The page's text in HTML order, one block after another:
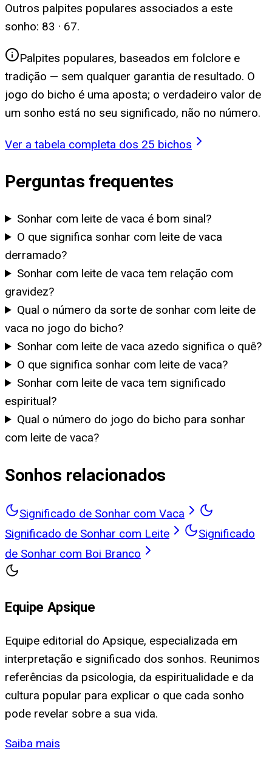
Outros palpites populares associados a este
sonho: 83 · 67.
Palpites populares, baseados em folclore e
tradição — sem qualquer garantia de resultado. O
jogo do bicho é uma aposta; o verdadeiro valor de
um sonho está no seu significado, não no número.
Ver a tabela completa dos 25 bichos
Perguntas frequentes
Sonhar com leite de vaca é bom sinal?
O que significa sonhar com leite de vaca
derramado?
Sonhar com leite de vaca tem relação com
gravidez?
Qual o número da sorte de sonhar com leite de
vaca no jogo do bicho?
Sonhar com leite de vaca azedo significa o quê?
O que significa sonhar com leite de vaca?
Sonhar com leite de vaca tem significado
espiritual?
Qual o número do jogo do bicho para sonhar
com leite de vaca?
Sonhos relacionados
Significado de Sonhar com Vaca
Significado de Sonhar com Leite
Significado
de Sonhar com Boi Branco
Equipe Apsique
Equipe editorial do Apsique, especializada em
interpretação e significado dos sonhos. Reunimos
referências da psicologia, da espiritualidade e da
cultura popular para explicar o que cada sonho
pode revelar sobre a sua vida.
Saiba mais